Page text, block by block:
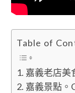
Table of
嘉義老店美
嘉義景點。